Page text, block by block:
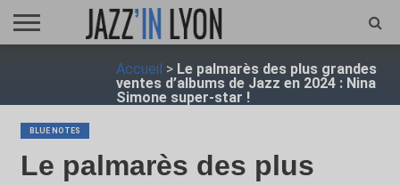
Accueil > Le palmarès des plus grandes
ventes d’albums de Jazz en 2024 : Nina
Simone super-star !
BLUE NOTES
Le palmarès des plus